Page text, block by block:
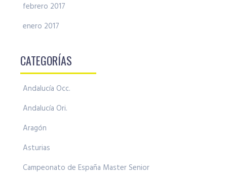
febrero 2017
enero 2017
CATEGORÍAS
Andalucía Occ.
Andalucía Ori.
Aragón
Asturias
Campeonato de España Master Senior